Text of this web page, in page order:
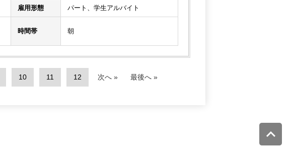
雇用形態 パート、学生アルバイト
時間帯 朝
10 11 12 次へ » 最後へ »